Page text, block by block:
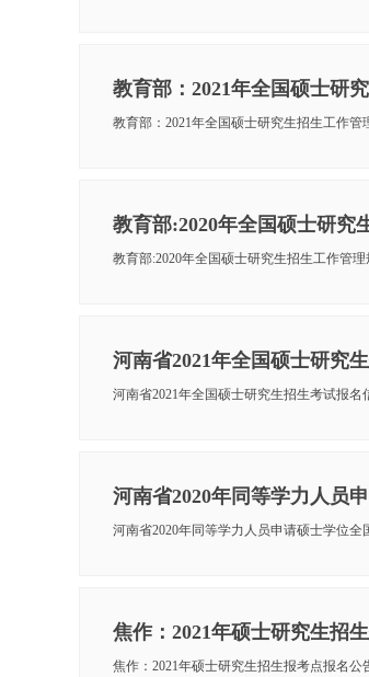
教育部：2021年全国硕士研
教育部：2021年全国硕士研究生招生工作管
教育部:2020年全国硕士研究
教育部:2020年全国硕士研究生招生工作管理
河南省2021年全国硕士研究
河南省2021年全国硕士研究生招生考试报名
河南省2020年同等学力人员
河南省2020年同等学力人员申请硕士学位全
焦作：2021年硕士研究生招
焦作：2021年硕士研究生招生报考点报名公